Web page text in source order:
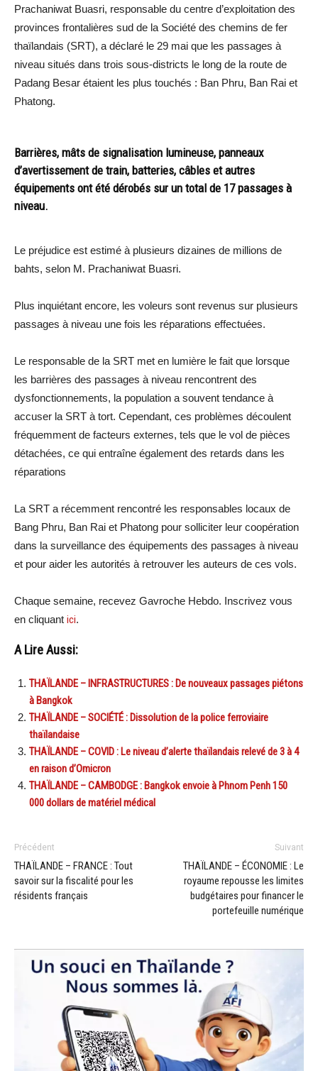
Prachaniwat Buasri, responsable du centre d’exploitation des
provinces frontalières sud de la Société des chemins de fer
thaïlandais (SRT), a déclaré le 29 mai que les passages à
niveau situés dans trois sous-districts le long de la route de
Padang Besar étaient les plus touchés : Ban Phru, Ban Rai et
Phatong.
Barrières, mâts de signalisation lumineuse, panneaux
d’avertissement de train, batteries, câbles et autres
équipements ont été dérobés sur un total de 17 passages à
niveau.
Le préjudice est estimé à plusieurs dizaines de millions de
bahts, selon M. Prachaniwat Buasri.
Plus inquiétant encore, les voleurs sont revenus sur plusieurs
passages à niveau une fois les réparations effectuées.
Le responsable de la SRT met en lumière le fait que lorsque
les barrières des passages à niveau rencontrent des
dysfonctionnements, la population a souvent tendance à
accuser la SRT à tort. Cependant, ces problèmes découlent
fréquemment de facteurs externes, tels que le vol de pièces
détachées, ce qui entraîne également des retards dans les
réparations
La SRT a récemment rencontré les responsables locaux de
Bang Phru, Ban Rai et Phatong pour solliciter leur coopération
dans la surveillance des équipements des passages à niveau
et pour aider les autorités à retrouver les auteurs de ces vols.
Chaque semaine, recevez Gavroche Hebdo. Inscrivez vous
en cliquant ici.
A Lire Aussi:
THAÏLANDE – INFRASTRUCTURES : De nouveaux passages piétons
à Bangkok
THAÏLANDE – SOCIÉTÉ : Dissolution de la police ferroviaire
thaïlandaise
THAÏLANDE – COVID : Le niveau d’alerte thaïlandais relevé de 3 à 4
en raison d’Omicron
THAÏLANDE – CAMBODGE : Bangkok envoie à Phnom Penh 150
000 dollars de matériel médical
Précédent
THAÏLANDE – FRANCE : Tout
savoir sur la fiscalité pour les
résidents français
Suivant
THAÏLANDE – ÉCONOMIE : Le
royaume repousse les limites
budgétaires pour financer le
portefeuille numérique